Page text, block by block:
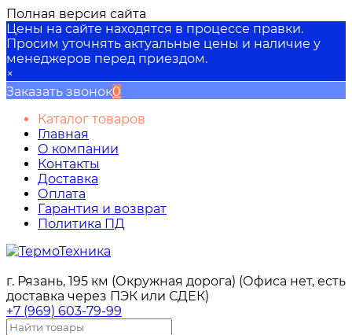
Полная версия сайта
Цены на сайте находятся в процессе правки.
Просим уточнять актуальные цены и наличие у
менеджеров перед приездом.
×
Заказать звонок0
Каталог товаров
Главная
О компании
Контакты
Доставка
Оплата
Гарантия и возврат
Политика ПД
г. Рязань, 195 км (Окружная дорога) (Офиса нет, есть
доставка через ПЭК или СДЕК)
+7 (969) 603-79-99